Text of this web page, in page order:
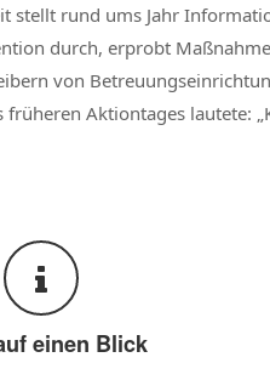
stellt rund ums Jahr
durch, erprobt
von
Aktiontages lautete:
einen Blick